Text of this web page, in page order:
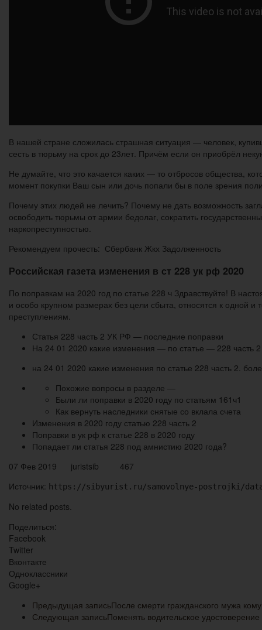
В нашей стране сложилась страшная ситуация — человек,
сесть в тюрьму на срок до 23лет. Причём если он приобрёл
Не думайте, что это качается каких — то отбросов общества,
момент покупки Ваш сын или дочь попали бы в поле зрения
Почему этих людей не лечить? Почему не дать возможность
освободить тюрьмы от армии бедолаг, сократить
наркопреступностью.
Рекомендуем прочесть: Сбербанк Жкх Задолженность
Российская газета изменения в ст 228 ук рф 2020
По поправкам на 2020 год по статье 228 ч Здравствуйте! В
и особо крупном размерах без цели сбыта, относятся к одной
преступлениям.
Статья 228 часть 2 УК РФ — последние поправки
На 24 01 2020 какие изменения — по статье — 228 часть 2
на 24 01 2020 какие изменения по статье 228 часть 2.
Похожие вопросы в разделе —
Были ли поправки в 2020 году по статьям 161ч1
Как вернуть наследники снятые со вклала счета
Изменения в 2020 году статью 228 часть 2
Поправки в ук рф к статье 228 в 2020 году
Попадает ли статья 228 под амнистию 2020 года?
07 Фев 2019 juristsib 467
Источник: https://sibyurist.ru/samovolnye-postrojki/
No related posts.
Поделиться:
Facebook
Twitter
Вконтакте
Одноклассники
Google+
Предыдущая записьПосле смерти гражданского мужа
Следующая записьПоменять водительское